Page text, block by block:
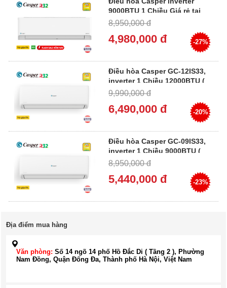
9000BTU 1 Chiều Giá rẻ tại
Hà Nội, HC-09IA32
8,950,000 đ
4,980,000 đ -27%
Điều hòa Casper GC-12IS33,
inverter 1 Chiều 12000BTU (
1.5HP )
9,990,000 đ
6,490,000 đ -20%
Điều hòa Casper GC-09IS33,
inverter 1 Chiều 9000BTU (
1HP )
8,950,000 đ
5,440,000 đ -23%
Địa điểm mua hàng
Văn phòng: Số 14 ngõ 14 phố Hồ Đắc Di ( Tầng 2 ), Phường
Nam Đồng, Quận Đống Đa, Thành phố Hà Nội, Việt Nam